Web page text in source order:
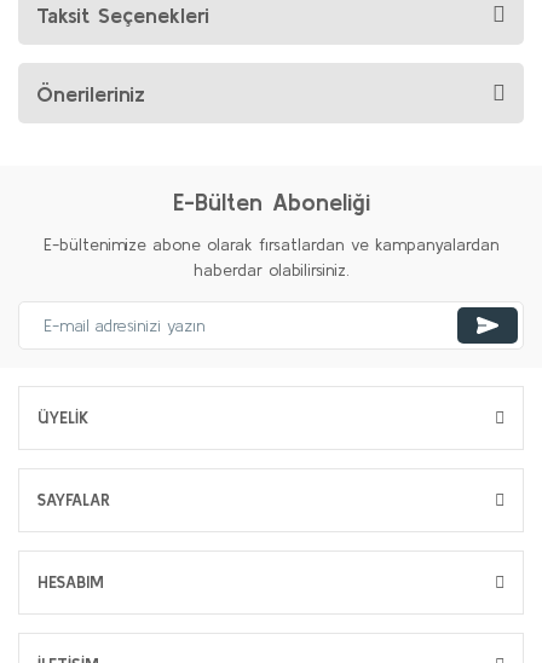
Taksit Seçenekleri
Önerileriniz
E-Bülten Aboneliği
E-bültenimize abone olarak fırsatlardan ve kampanyalardan
haberdar olabilirsiniz.
ÜYELİK
SAYFALAR
HESABIM